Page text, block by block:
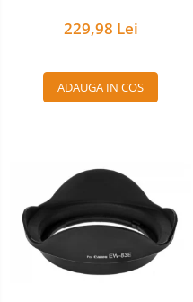
229,98 Lei
ADAUGA IN COS